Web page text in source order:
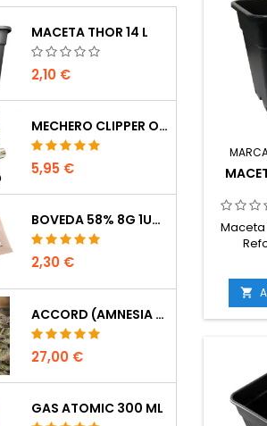
MACETA THOR 14 L
2,10 €
MECHERO CLIPPER OCULTACIÓN
5,95 €
BOVEDA 58% 8G 1UDS
2,30 €
ACCORD (AMNESIA CORDOBESA)
27,00 €
GAS ATOMIC 300 ML
Maceta
